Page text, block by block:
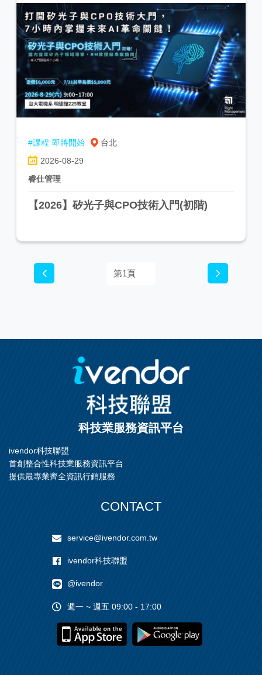
#課程 即將開始
台北
2026-08-29
睿仕管理
【2026】矽光子與CPO技術入門(初階)
第1頁
科技業服務資訊平台
ivendor科技聯盟
首創整合性科技業服務資訊平台
提供最專業齊全資訊行銷服務
CONTACT
service@ivendor.com.tw
ivendor科技聯盟
@ivendor
週一 ~ 週五 09:00 - 17:00